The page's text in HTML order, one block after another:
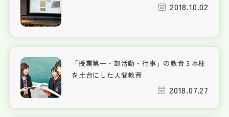
2018.10.02
「授業第一・部活動・行事」の教育３本柱
を土台にした人間教育
2018.07.27